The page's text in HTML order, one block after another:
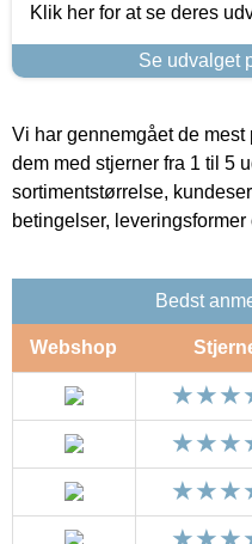
Klik her for at se deres
Se udvalget
Vi har gennemgået de
dem med stjerner fra 1 til 5
sortimentstørrelse,
betingelser,
Bedst
Webshop